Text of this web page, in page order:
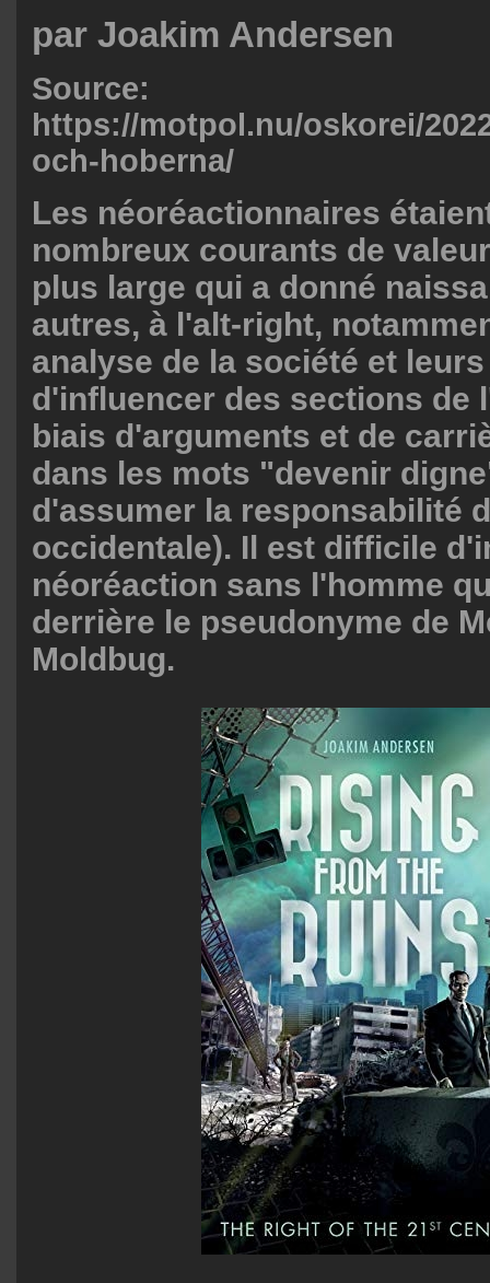
par Joakim Andersen
Source:
https://motpol.nu/oskorei/
och-hoberna/
Les néoréactionnaires
nombreux courants de
plus large qui a donné
autres, à l'alt-right,
analyse de la société et
d'influencer des sections de
biais d'arguments et de
dans les mots "devenir
d'assumer la responsabilité
occidentale). Il est difficile
néoréaction sans l'homme
derrière le pseudonyme de
Moldbug.